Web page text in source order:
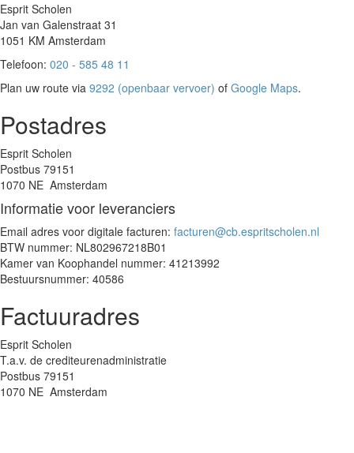
Esprit Scholen
Jan van Galenstraat 31
1051 KM Amsterdam
Telefoon: 020 - 585 48 11
Plan uw route via 9292 (openbaar vervoer) of Google Maps.
Postadres
Esprit Scholen
Postbus 79151
1070 NE Amsterdam
Informatie voor leveranciers
Email adres voor digitale facturen: facturen@cb.espritscholen.nl
BTW nummer: NL802967218B01
Kamer van Koophandel nummer: 41213992
Bestuursnummer: 40586
Factuuradres
Esprit Scholen
T.a.v. de crediteurenadministratie
Postbus 79151
1070 NE Amsterdam